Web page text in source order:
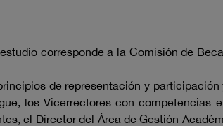
corresponde a la Comisión de
de representación y
los Vicerrectores con competencias
el Director del Área de Gestión